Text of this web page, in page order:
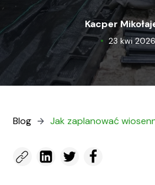
Kacper
• 23 kwi 2026
Blog Jak zaplanować